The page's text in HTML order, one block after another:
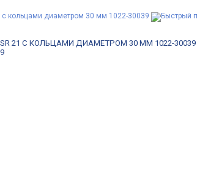
21 С КОЛЬЦАМИ ДИАМЕТРОМ 30 ММ 1022-30039